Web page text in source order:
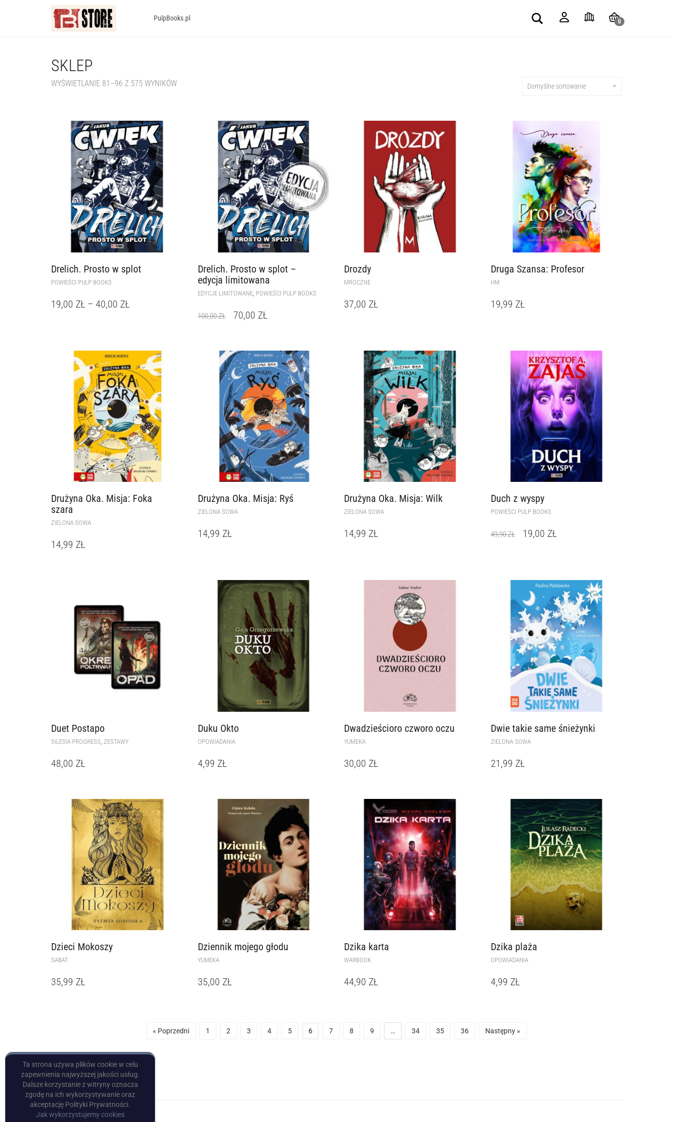
PulpBooks.pl Search
0
SKLEP
WYŚWIETLANIE 81–96 Z 575 WYNIKÓW Domyślne sortowanie
Drelich. Prosto w splot
POWIEŚCI PULP BOOKS
19,00 ZŁ – 40,00 ZŁ
Drelich. Prosto w splot –
edycja limitowana
EDYCJE LIMITOWANE, POWIEŚCI PULP BOOKS
100,00ZŁ 70,00 ZŁ
Drozdy
MROCZNE
37,00 ZŁ
Druga Szansa: Profesor
HM
19,99 ZŁ
Drużyna Oka. Misja: Foka
szara
ZIELONA SOWA
14,99 ZŁ
Drużyna Oka. Misja: Ryś
ZIELONA SOWA
14,99 ZŁ
Drużyna Oka. Misja: Wilk
ZIELONA SOWA
14,99 ZŁ
Duch z wyspy
POWIEŚCI PULP BOOKS
49,90ZŁ 19,00 ZŁ
Duet Postapo
SILESIA PROGRESS ZESTAWY
48,00 ZŁ
Duku Okto
OPOWIADANIA
4,99 ZŁ
Dwadzieścioro czworo oczu
YUMEKA
30,00 ZŁ
Dwie takie same śnieżynki
ZIELONA SOWA
21,99 ZŁ
Dzieci Mokoszy
SABAT
35,99 ZŁ
Dziennik mojego głodu
YUMEKA
35,00 ZŁ
Dzika karta
WARBOOK
44,90 ZŁ
Dzika plaża
OPOWIADANIA
4,99 ZŁ
« Poprzedni 1 2 3 4 5 6 7 8 9 … 34 35 36 Następny »
Ta strona używa plików cookie w celu
zapewnienia najwyższej jakości usług.
Dalsze korzystanie z witryny oznacza
zgodę na ich wykorzystywanie oraz
akceptację Polityki Prywatności.
Jak wykorzystujemy cookies